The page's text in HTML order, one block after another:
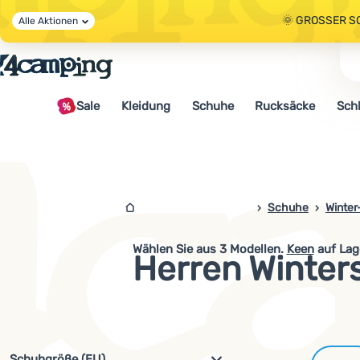
🌞 GROSSER
🤫 - 10 % AUF
🌞 GROSSER
Alle Aktionen
Sale Kleidung Schuhe Rucksäcke
4camping.at
Schuhe
Herren
Wählen Sie aus 3 Modellen. Keenauf